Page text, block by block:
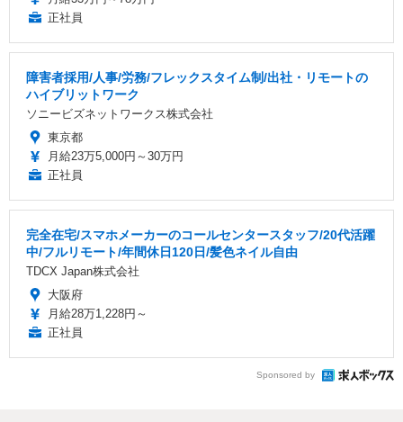
正社員
障害者採用/人事/労務/フレックスタイム制/出社・リモートの
ハイブリットワーク
ソニービズネットワークス株式会社
東京都
月給23万5,000円～30万円
正社員
完全在宅/スマホメーカーのコールセンタースタッフ/20代活躍
中/フルリモート/年間休日120日/髪色ネイル自由
TDCX Japan株式会社
大阪府
月給28万1,228円～
正社員
Sponsored by